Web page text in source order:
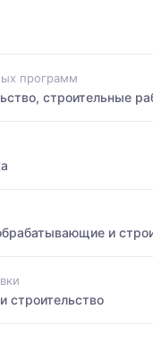
программ
строительные
и
строительство